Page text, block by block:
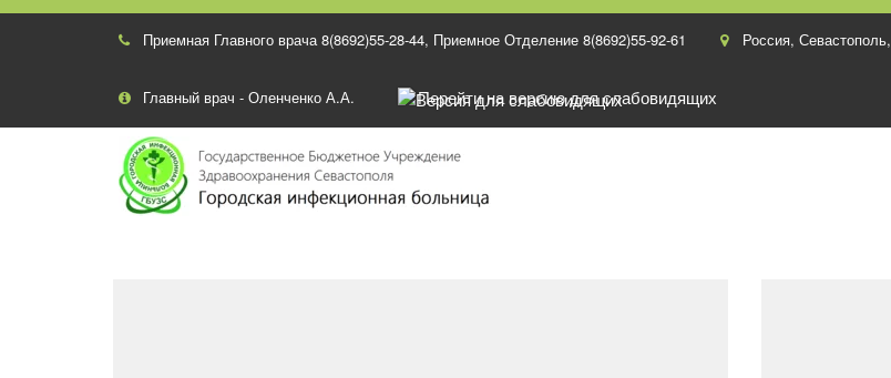
Приемная Главного врача 8(8692)55-28-44, Приемное Отделение 8(8692)55-92-61 Россия, Севастополь,
Главный врач - Оленченко А.А. Перейти на версию для слабовидящих